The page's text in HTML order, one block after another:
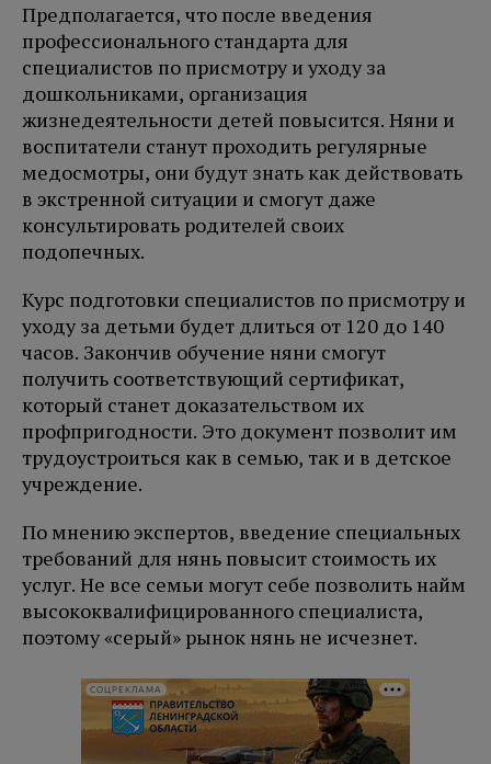
Предполагается, что после введения
профессионального стандарта для
специалистов по присмотру и уходу за
дошкольниками, организация
жизнедеятельности детей повысится. Няни и
воспитатели станут проходить регулярные
медосмотры, они будут знать как действовать
в экстренной ситуации и смогут даже
консультировать родителей своих
подопечных.
Курс подготовки специалистов по присмотру и
уходу за детьми будет длиться от 120 до 140
часов. Закончив обучение няни смогут
получить соответствующий сертификат,
который станет доказательством их
профпригодности. Это документ позволит им
трудоустроиться как в семью, так и в детское
учреждение.
По мнению экспертов, введение специальных
требований для нянь повысит стоимость их
услуг. Не все семьи могут себе позволить найм
высококвалифицированного специалиста,
поэтому «серый» рынок нянь не исчезнет.
СОЦРЕКЛАМА